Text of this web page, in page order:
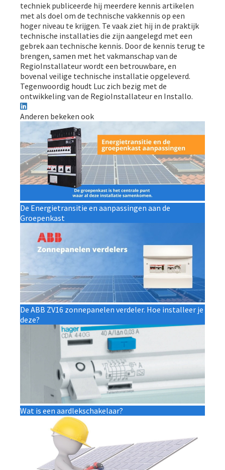
techniek publiceerde hij meerdere kennis artikelen
met als doel om de technische vakkennis op een
hoger niveau te krijgen. Te vaak ziet hij in de praktijk
technische installaties die zijn aangelegd met een
gebrek aan technische kennis. Door de kennis terug te
brengen, samen met het vakmanschap van de
RegioInstallateur wordt een betrouwbare, en
bovenal veilige technische installatie opgeleverd.
Tegenwoordig houdt Luc zich bezig met de
ontwikkeling van de RegioInstallateur en Installo.
Anderen bekeken ook
De Energietransitie en aanpassingen aan de
Groepenkast
De ABB ZV16 zonnepanelen verdeler. Hoe installeer je
deze?
Wat is een aardlekschakelaar?